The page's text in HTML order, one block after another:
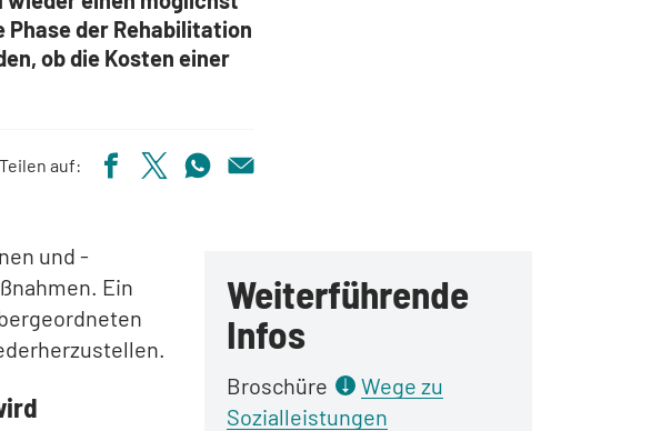
der Rehabilitation
ob die Kosten einer
Teilen auf:
Weiterführende
Infos
Broschüre
Wege zu
Sozialleistungen
und -
Ein